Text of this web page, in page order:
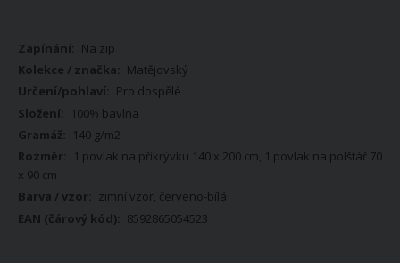
Více
informací
Na zip
Matějovský
Pro dospělé
100% bavlna
140 g/m2
1 povlak na přikrývku 140 x 200 cm, 1 povlak na polštář 70
x 90 cm
zimní vzor, červeno-bílá
8592865054523